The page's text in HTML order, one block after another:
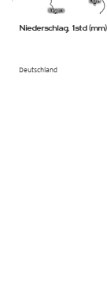
Deutschland
Niederschlag, 1std (mm)